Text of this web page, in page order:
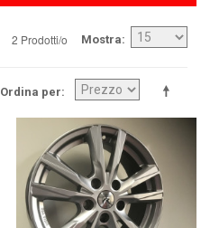
2 Prodotti/o Mostra
Ordina per